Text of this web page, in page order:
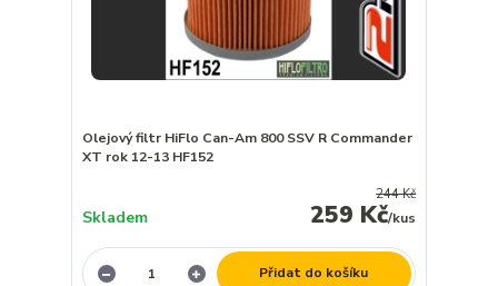
Olejový filtr HiFlo Can-Am 800 SSV R Commander
XT rok 12-13 HF152
244 Kč
259 Kč/kus
Skladem
Přidat do košíku